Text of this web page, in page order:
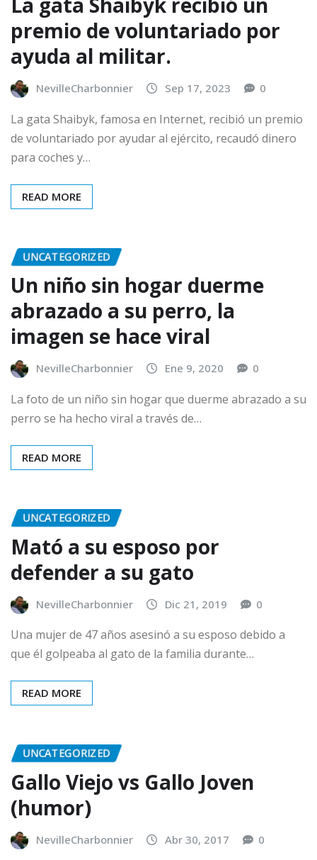
premio de voluntariado por
ayuda al militar.
NevilleCharbonnier Sep 17, 2023 0
La gata Shaibyk, famosa en Internet, recibió un premio
de voluntariado por ayudar al ejército, recaudó dinero
para coches y…
READ MORE
UNCATEGORIZED
Un niño sin hogar duerme
abrazado a su perro, la
imagen se hace viral
NevilleCharbonnier Ene 9, 2020 0
La foto de un niño sin hogar que duerme abrazado a su
perro se ha hecho viral a través de…
READ MORE
UNCATEGORIZED
Mató a su esposo por
defender a su gato
NevilleCharbonnier Dic 21, 2019 0
Una mujer de 47 años asesinó a su esposo debido a
que él golpeaba al gato de la familia durante…
READ MORE
UNCATEGORIZED
Gallo Viejo vs Gallo Joven
(humor)
NevilleCharbonnier Abr 30, 2017 0